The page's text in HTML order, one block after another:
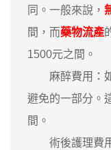
同。一般來說，
間，而藥物流產
1500元之間。
麻醉費用：如
避免的一部分。
間。
術後護理費用